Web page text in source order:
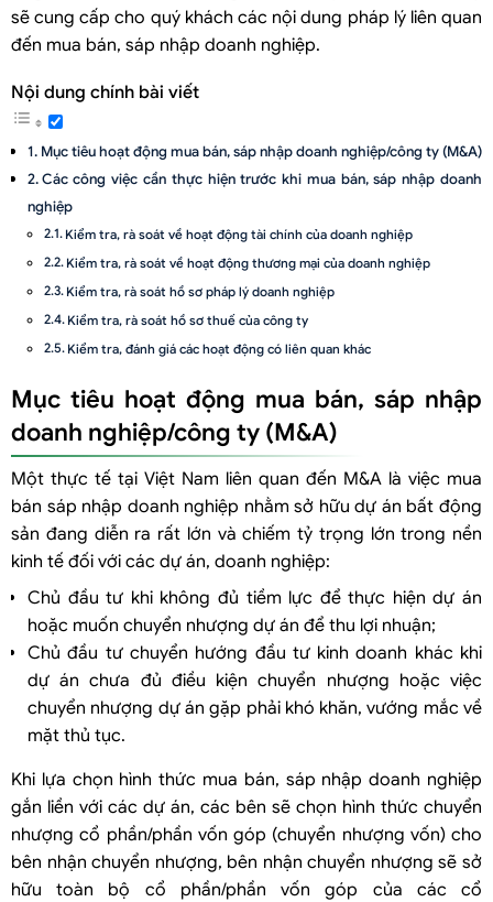
sẽ cung cấp cho quý khách các nội dung pháp lý liên quan
đến mua bán, sáp nhập doanh nghiệp.
Nội dung chính bài viết
Mục tiêu hoạt động mua bán, sáp nhập doanh nghiệp/công ty (M&A)
Các công việc cần thực hiện trước khi mua bán, sáp nhập doanh
nghiệp
Kiểm tra, rà soát về hoạt động tài chính của doanh nghiệp
Kiểm tra, rà soát về hoạt động thương mại của doanh nghiệp
Kiểm tra, rà soát hồ sơ pháp lý doanh nghiệp
Kiểm tra, rà soát hồ sơ thuế của công ty
Kiểm tra, đánh giá các hoạt động có liên quan khác
Quy định pháp luật liên quan về mua bán doanh nghiệp, chuyển
nhượng, sáp nhập doanh nghiệp
Thủ tục sáp nhập công ty
Trình tự thủ tục tại cơ quan nhà nước
Mục tiêu hoạt động mua bán, sáp nhập
doanh nghiệp/công ty (M&A)
Một thực tế tại Việt Nam liên quan đến M&A là việc mua
bán sáp nhập doanh nghiệp nhằm sở hữu dự án bất động
sản đang diễn ra rất lớn và chiếm tỷ trọng lớn trong nền
kinh tế đối với các dự án, doanh nghiệp:
Chủ đầu tư khi không đủ tiềm lực để thực hiện dự án
hoặc muốn chuyển nhượng dự án để thu lợi nhuận;
Chủ đầu tư chuyển hướng đầu tư kinh doanh khác khi
dự án chưa đủ điều kiện chuyển nhượng hoặc việc
chuyển nhượng dự án gặp phải khó khăn, vướng mắc về
mặt thủ tục.
Khi lựa chọn hình thức mua bán, sáp nhập doanh nghiệp
gắn liền với các dự án, các bên sẽ chọn hình thức chuyển
nhượng cổ phần/phần vốn góp (chuyển nhượng vốn) cho
bên nhận chuyển nhượng, bên nhận chuyển nhượng sẽ sở
hữu toàn bộ cổ phần/phần vốn góp của các cổ